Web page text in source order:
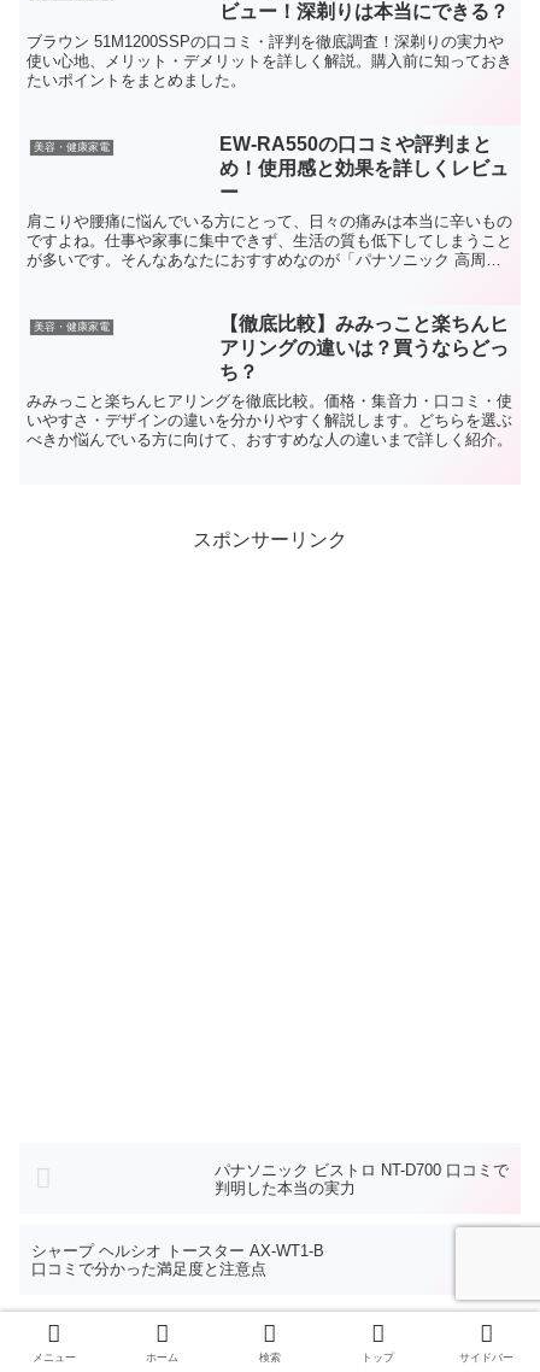
ビュー！深剃りは本当にできる？
ブラウン 51M1200SSPの口コミ・評判を徹底調査！深剃りの実力や
使い心地、メリット・デメリットを詳しく解説。購入前に知っておき
たいポイントをまとめました。
美容・健康家電
EW-RA550の口コミや評判まと
め！使用感と効果を詳しくレビュ
ー
肩こりや腰痛に悩んでいる方にとって、日々の痛みは本当に辛いもの
ですよね。仕事や家事に集中できず、生活の質も低下してしまうこと
が多いです。そんなあなたにおすすめなのが「パナソニック 高周波
に使用できるのが魅力です。
美容・健康家電
【徹底比較】みみっこと楽ちんヒ
アリングの違いは？買うならどっ
ち？
みみっこと楽ちんヒアリングを徹底比較。価格・集音力・口コミ・使
いやすさ・デザインの違いを分かりやすく解説します。どちらを選ぶ
べきか悩んでいる方に向けて、おすすめな人の違いまで詳しく紹介。
スポンサーリンク
パナソニック ビストロ NT-D700 口コミで
判明した本当の実力
シャープ ヘルシオ トースター AX-WT1-B
口コミで分かった満足度と注意点
メニュー ホーム 検索 トップ サイドバー